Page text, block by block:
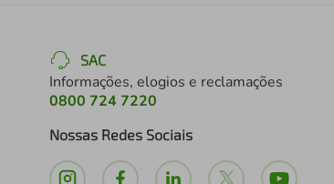
SAC
Informações, elogios e reclamações
0800 724 7220
Nossas Redes Sociais